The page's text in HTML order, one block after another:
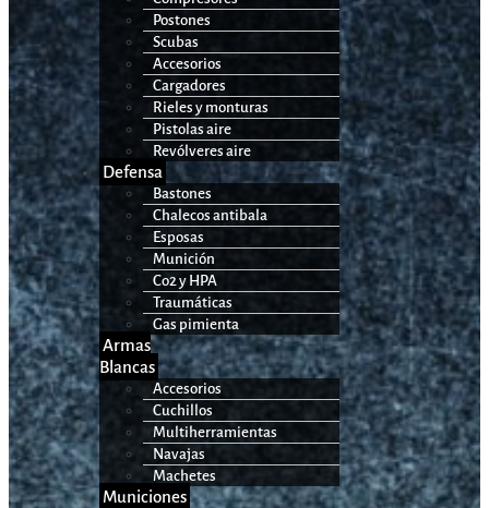
Postones
Scubas
Accesorios
Cargadores
Rieles y monturas
Pistolas aire
Revólveres aire
Defensa
Bastones
Chalecos antibala
Esposas
Munición
Co2 y HPA
Traumáticas
Gas pimienta
Armas
Blancas
Accesorios
Cuchillos
Multiherramientas
Navajas
Machetes
Municiones